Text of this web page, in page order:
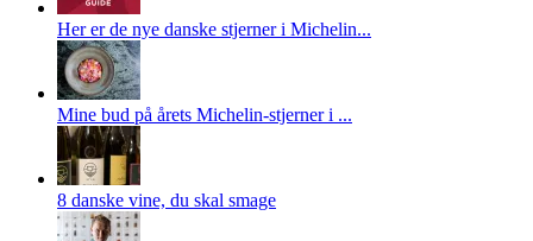
Her er de nye danske stjerner i Michelin...
Mine bud på årets Michelin-stjerner i ...
8 danske vine, du skal smage